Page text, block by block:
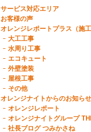
サービス対応エリア
お客様の声
オレンジレポートプラス（施工
大工工事
水周り工事
エコキュート
外壁塗装
屋根工事
その他
オレンジナイトからのお知らせ
オレンジレポート
オレンジナイトグループ
社長ブログ つみかさね